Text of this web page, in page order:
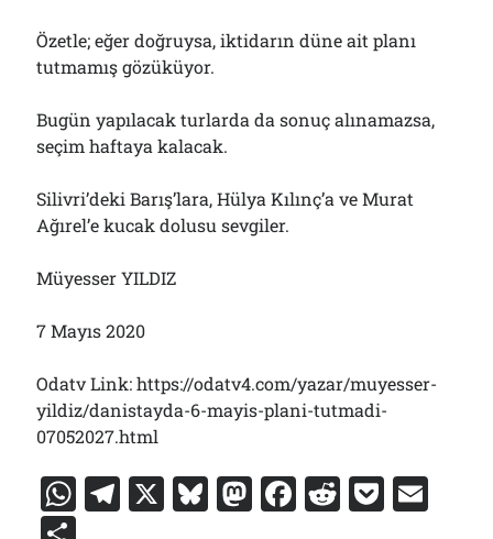
Özetle; eğer doğruysa, iktidarın düne ait planı
tutmamış gözüküyor.
Bugün yapılacak turlarda da sonuç alınamazsa,
seçim haftaya kalacak.
Silivri’deki Barış’lara, Hülya Kılınç’a ve Murat
Ağırel’e kucak dolusu sevgiler.
Müyesser YILDIZ
7 Mayıs 2020
Odatv Link: https://odatv4.com/yazar/muyesser-
yildiz/danistayda-6-mayis-plani-tutmadi-
07052027.html
W T X Bl M F R P